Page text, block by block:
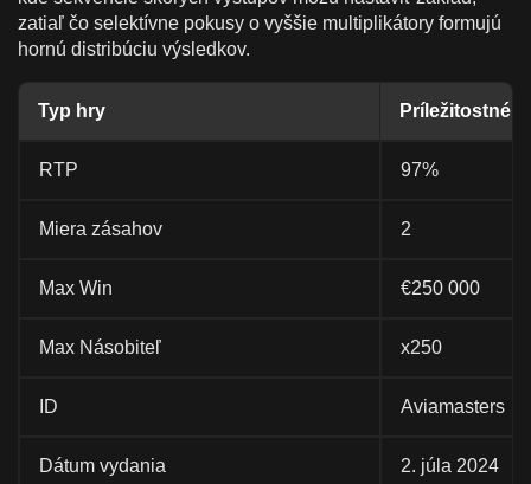
zatiaľ čo selektívne pokusy o vyššie multiplikátory formujú
hornú distribúciu výsledkov.
Typ hry Príležitostné
RTP 97%
Miera zásahov 2
Max Win €250 000
Max Násobiteľ x250
ID Aviamasters
Dátum vydania 2. júla 2024